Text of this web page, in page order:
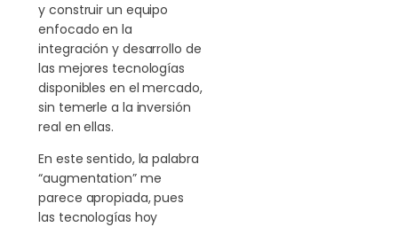
y construir un equipo
enfocado en la
integración y desarrollo de
las mejores tecnologías
disponibles en el mercado,
sin temerle a la inversión
real en ellas.
En este sentido, la palabra
“augmentation” me
parece apropiada, pues
las tecnologías hoy